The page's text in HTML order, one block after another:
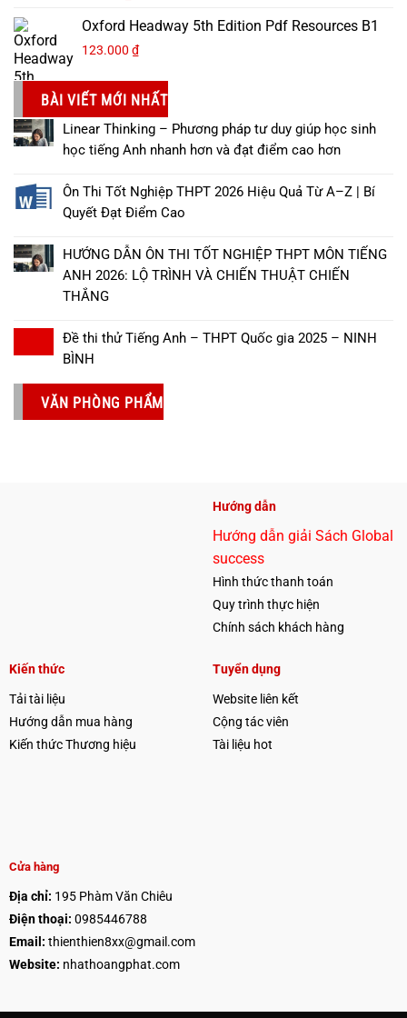
Oxford Headway 5th Edition Pdf Resources B1
123.000 ₫
BÀI VIẾT MỚI NHẤT
Linear Thinking – Phương pháp tư duy giúp học sinh
học tiếng Anh nhanh hơn và đạt điểm cao hơn
Ôn Thi Tốt Nghiệp THPT 2026 Hiệu Quả Từ A–Z | Bí
Quyết Đạt Điểm Cao
HƯỚNG DẪN ÔN THI TỐT NGHIỆP THPT MÔN TIẾNG
ANH 2026: LỘ TRÌNH VÀ CHIẾN THUẬT CHIẾN
THẮNG
Đề thi thử Tiếng Anh – THPT Quốc gia 2025 – NINH
BÌNH
VĂN PHÒNG PHẨM
Hướng dẫn
Hướng dẫn giải Sách Global
success
Hình thức thanh toán
Quy trình thực hiện
Chính sách khách hàng
Kiến thức
Tải tài liệu
Hướng dẫn mua hàng
Kiến thức Thương hiệu
Tuyển dụng
Website liên kết
Cộng tác viên
Tài liệu hot
Cửa hàng
Địa chỉ: 195 Phàm Văn Chiêu
Điện thoại: 0985446788
Email: thienthien8xx@gmail.com
Website: nhathoangphat.com